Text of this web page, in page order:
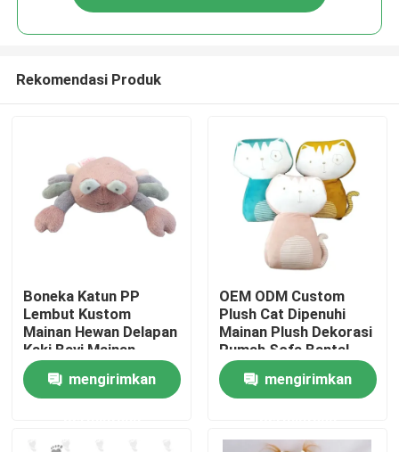
Rumah
Produk
Rekomendasi Produk
Boneka Katun PP
Lembut Kustom
Mainan Hewan Delapan
Kaki Bayi Mainan
Hewan Kepiting Mewah
Multi Warnamengirimkan
OEM ODM Custom
Plush Cat Dipenuhi
Mainan Plush Dekorasi
Rumah Sofa Bantal
Popular Dipenuhi
Super Soft Animal
Mainan
mengirimkan